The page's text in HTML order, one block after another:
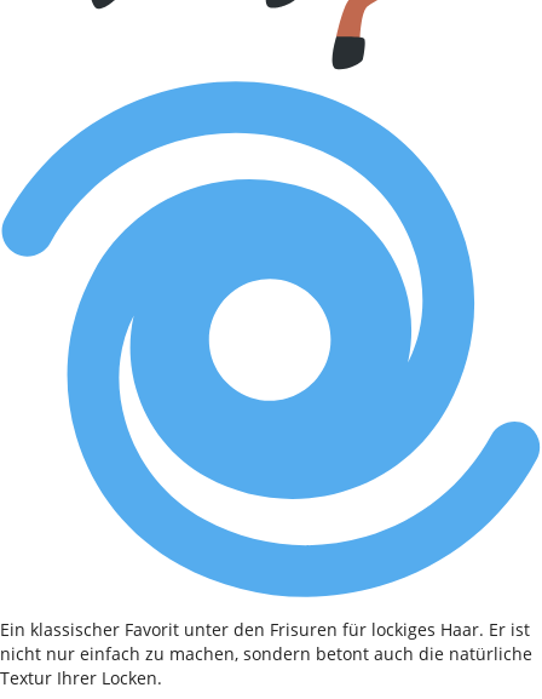
Ein klassischer Favorit unter den Frisuren für lockiges Haar. Er ist
nicht nur einfach zu machen, sondern betont auch die natürliche
Textur Ihrer Locken.